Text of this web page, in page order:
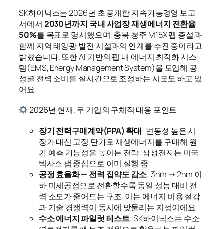
SK하이닉스는 2026년 초 공개한 지속가능경영 보고
서에서 2030년까지 국내 사업장 재생에너지 전환율
50%를 목표로 명시했으며, 충북 청주 M15X 팹 증설과
함께 지역 태양광 발전 시설과의 연계를 추진 중이라고
밝혔습니다. 또한 AI 기반의 팹 내 에너지 최적화 시스
템(EMS, Energy Management System)을 도입해 공
정별 전력 소비를 실시간으로 조정하는 시도도 하고 있
어요.
2026년 현재, 두 기업의 구체적 대응 포인트
장기 전력구매계약(PPA) 확대: 변동성 높은 시
장가 대신 고정 단가로 재생에너지를 구매해 원
가 예측 가능성을 높이는 전략. 삼성전자는 미국
텍사스 팹 중심으로 이미 실행 중.
공정 효율화 — 전력 집약도 감소: 3nm → 2nm 이
하 미세공정으로 전환할수록 동일 성능 대비 전
력 소모가 줄어드는 구조. 이는 에너지 비용 절감
과 기술 경쟁력이 동시에 맞물리는 지점이에요.
수소 에너지 파일럿 테스트: SK하이닉스는 수소